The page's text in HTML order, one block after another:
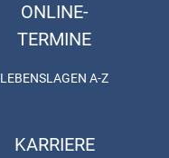
ONLINE-
TERMINE
LEBENSLAGEN A-Z
KARRIERE